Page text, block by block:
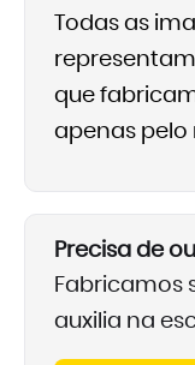
Todas as
que
apenas pelo
Precisa de
Fabricamos
auxilia na